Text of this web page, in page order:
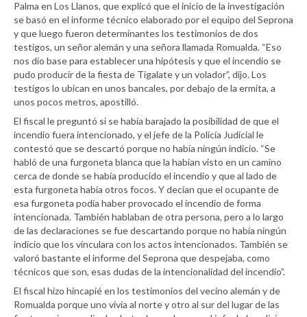
Palma en Los Llanos, que explicó que el inicio de la investigación
se basó en el informe técnico elaborado por el equipo del Seprona
y que luego fueron determinantes los testimonios de dos
testigos, un señor alemán y una señora llamada Romualda. “Eso
nos dio base para establecer una hipótesis y que el incendio se
pudo producir de la fiesta de Tigalate y un volador”, dijo. Los
testigos lo ubican en unos bancales, por debajo de la ermita, a
unos pocos metros, apostilló.
El fiscal le preguntó si se había barajado la posibilidad de que el
incendio fuera intencionado, y el jefe de la Policía Judicial le
contestó que se descartó porque no había ningún indicio. “Se
habló de una furgoneta blanca que la habían visto en un camino
cerca de donde se había producido el incendio y que al lado de
esta furgoneta había otros focos. Y decían que el ocupante de
esa furgoneta podía haber provocado el incendio de forma
intencionada. También hablaban de otra persona, pero a lo largo
de las declaraciones se fue descartando porque no había ningún
indicio que los vinculara con los actos intencionados. También se
valoró bastante el informe del Seprona que despejaba, como
técnicos que son, esas dudas de la intencionalidad del incendio”.
El fiscal hizo hincapié en los testimonios del vecino alemán y de
Romualda porque uno vivía al norte y otro al sur del lugar de las